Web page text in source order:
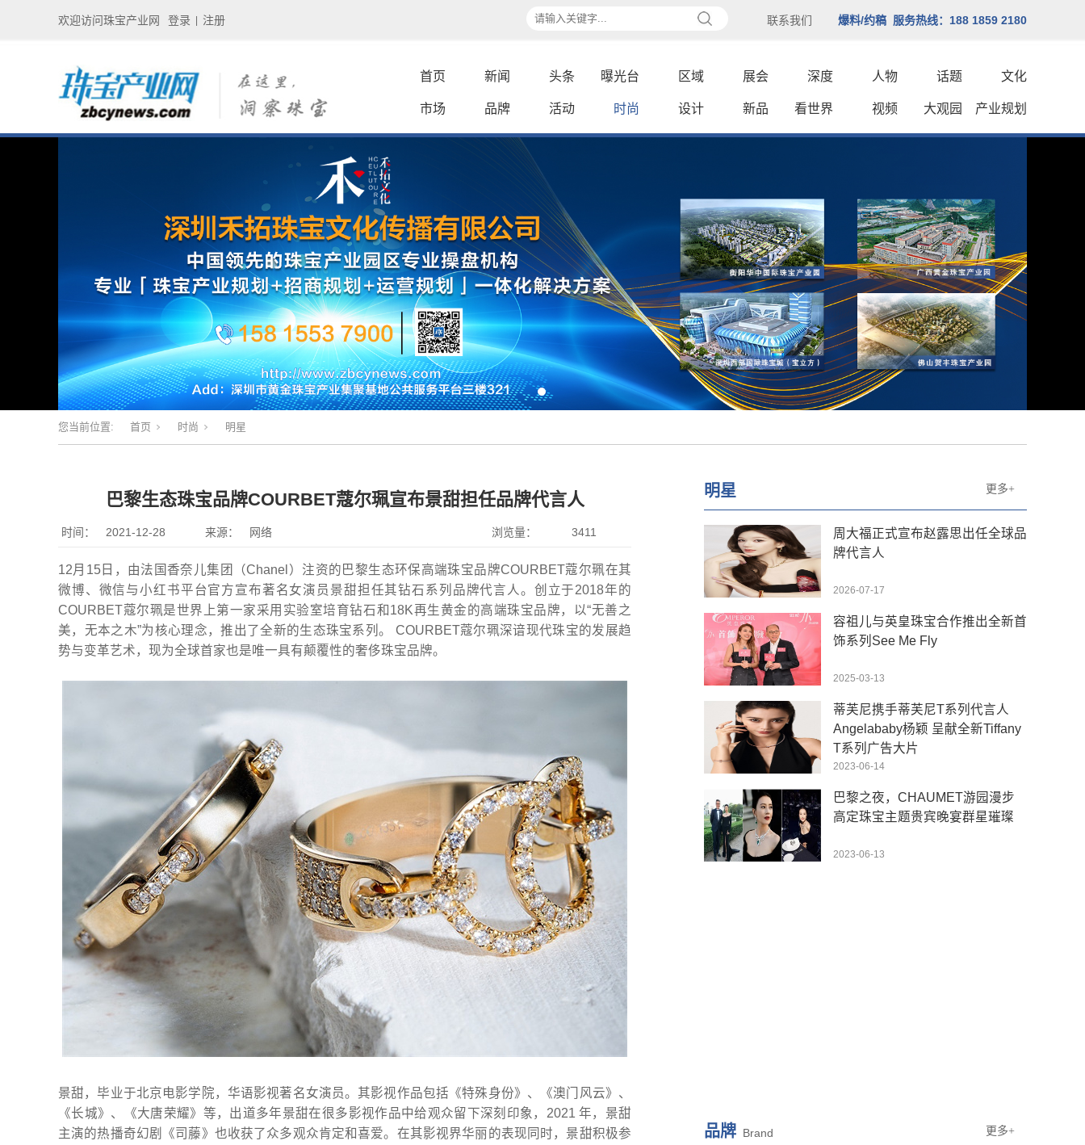
欢迎访问珠宝产业网 登录 注册 联系我们 爆料/约稿 服务热线：188 1859 2180
首页 新闻 头条 曝光台 区域 展会 深度 人物 话题 文化
市场 品牌 活动 时尚 设计 新品 看世界 视频 大观园 产业规划
您当前位置: 首页 时尚 明星
巴黎生态珠宝品牌COURBET蔻尔珮宣布景甜担任品牌代言人
时间： 2021-12-28 来源： 网络 浏览量： 3411
12月15日，由法国香奈儿集团（Chanel）注资的巴黎生态环保高端珠宝品牌COURBET蔻尔珮在其
微博、微信与小红书平台官方宣布著名女演员景甜担任其钻石系列品牌代言人。创立于2018年的
COURBET蔻尔珮是世界上第一家采用实验室培育钻石和18K再生黄金的高端珠宝品牌，以“无善之
美，无本之木”为核心理念，推出了全新的生态珠宝系列。 COURBET蔻尔珮深谙现代珠宝的发展趋
势与变革艺术，现为全球首家也是唯一具有颠覆性的奢侈珠宝品牌。
景甜，毕业于北京电影学院，华语影视著名女演员。其影视作品包括《特殊身份》、《澳门风云》、
《长城》、《大唐荣耀》等，出道多年景甜在很多影视作品中给观众留下深刻印象，2021 年，景甜
主演的热播奇幻剧《司藤》也收获了众多观众肯定和喜爱。在其影视界华丽的表现同时，景甜积极参
明星 更多+
周大福正式宣布赵露思出任全球品
牌代言人
2026-07-17
容祖儿与英皇珠宝合作推出全新首
饰系列See Me Fly
2025-03-13
蒂芙尼携手蒂芙尼T系列代言人
Angelababy杨颖 呈献全新Tiffany
T系列广告大片
2023-06-14
巴黎之夜，CHAUMET游园漫步
高定珠宝主题贵宾晚宴群星璀璨
2023-06-13
品牌 Brand 更多+